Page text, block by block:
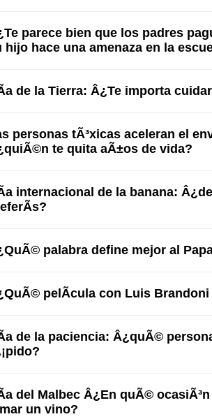
parece bien que los padres
hijo hace una amenaza en la
de la Tierra: Â¿Te importa
personas tÃ³xicas aceleran el
te quita aÃ±os de vida?
internacional de la banana:
palabra define mejor al
pelÃ­cula con Luis Brandoni
de la paciencia: Â¿quÃ©
del Malbec Â¿En quÃ©
un vino?